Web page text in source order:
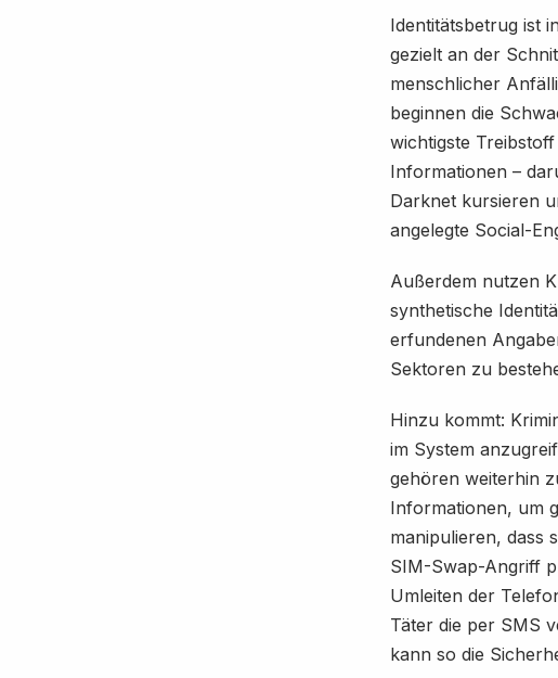
Identitätsbetrug ist
gezielt an der
menschlicher
beginnen die
wichtigste
Informationen –
Darknet kursieren
angelegte Social-
Außerdem nutzen
synthetische
erfundenen
Sektoren zu
Hinzu kommt:
im System
gehören weiterhin
Informationen, um
manipulieren, dass
SIM-Swap-Angriff
Umleiten der
Täter die per SMS
kann so die